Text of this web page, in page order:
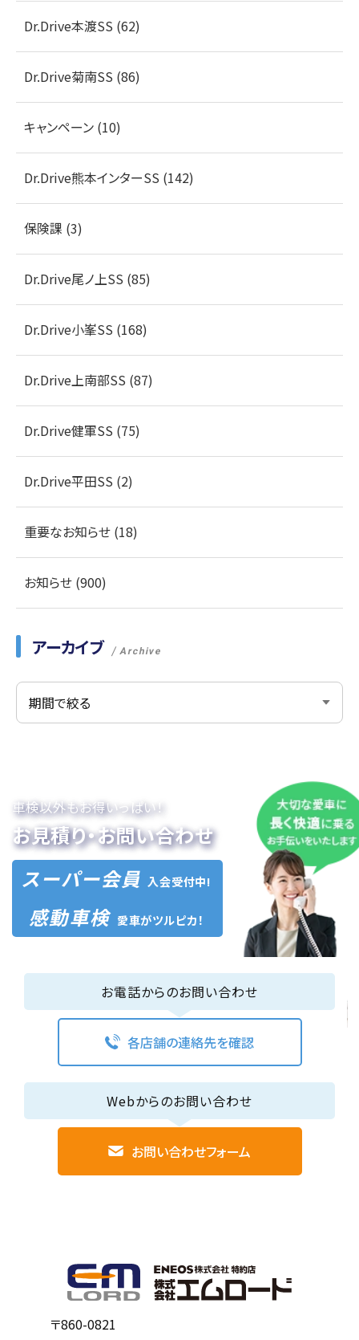
Dr.Drive本渡SS (62)
Dr.Drive菊南SS (86)
キャンペーン (10)
Dr.Drive熊本インターSS (142)
保険課 (3)
Dr.Drive尾ノ上SS (85)
Dr.Drive小峯SS (168)
Dr.Drive上南部SS (87)
Dr.Drive健軍SS (75)
Dr.Drive平田SS (2)
重要なお知らせ (18)
お知らせ (900)
アーカイブ Archive
車検以外もお得いっぱい！
お見積り・お問い合わせ
スーパー会員 入会受付中!
感動車検 愛車がツルピカ！
お電話からのお問い合わせ
各店舗の連絡先を確認
Webからのお問い合わせ
お問い合わせフォーム
〒860-0821